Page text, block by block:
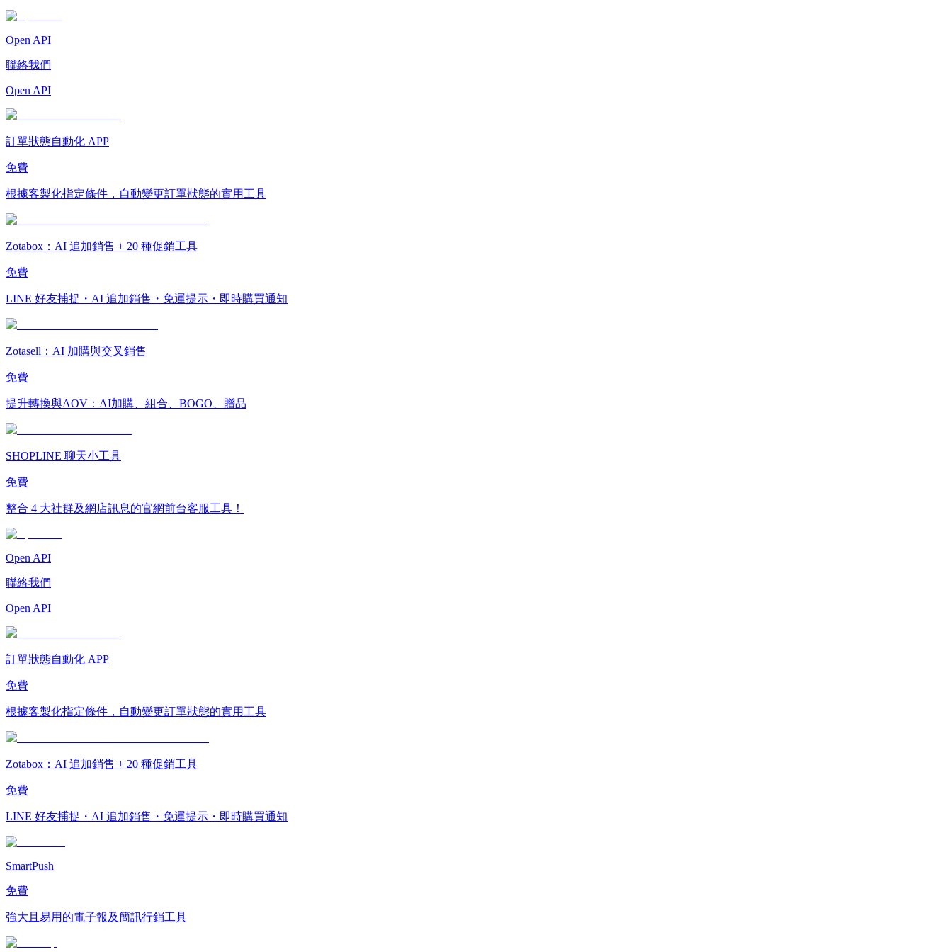
Open API
聯絡我們
Open API
訂單狀態自動化 APP
免費
根據客製化指定條件，自動變更訂單狀態的實用工具
Zotabox：AI 追加銷售 + 20 種促銷工具
免費
LINE 好友捕捉・AI 追加銷售・免運提示・即時購買通知
Zotasell：AI 加購與交叉銷售
免費
提升轉換與AOV：AI加購、組合、BOGO、贈品
SHOPLINE 聊天小工具
免費
整合 4 大社群及網店訊息的官網前台客服工具！
Open API
聯絡我們
Open API
訂單狀態自動化 APP
免費
根據客製化指定條件，自動變更訂單狀態的實用工具
Zotabox：AI 追加銷售 + 20 種促銷工具
免費
LINE 好友捕捉・AI 追加銷售・免運提示・即時購買通知
SmartPush
免費
強大且易用的電子報及簡訊行銷工具